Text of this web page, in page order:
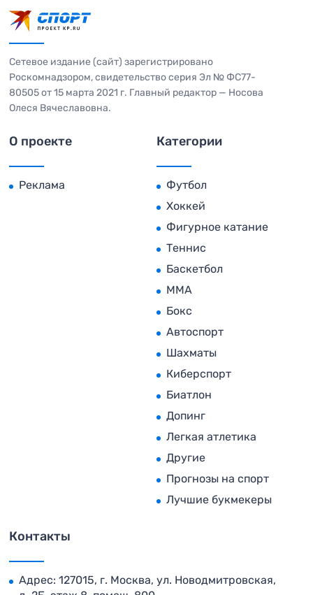
Сетевое издание (сайт) зарегистрировано
Роскомнадзором, свидетельство серия Эл № ФС77-
80505 от 15 марта 2021 г. Главный редактор — Носова
Олеся Вячеславовна.
О проекте
Реклама
Категории
Футбол
Хоккей
Фигурное катание
Теннис
Баскетбол
MMA
Бокс
Автоспорт
Шахматы
Киберспорт
Биатлон
Допинг
Легкая атлетика
Другие
Прогнозы на спорт
Лучшие букмекеры
Контакты
Адрес: 127015, г. Москва, ул. Новодмитровская,